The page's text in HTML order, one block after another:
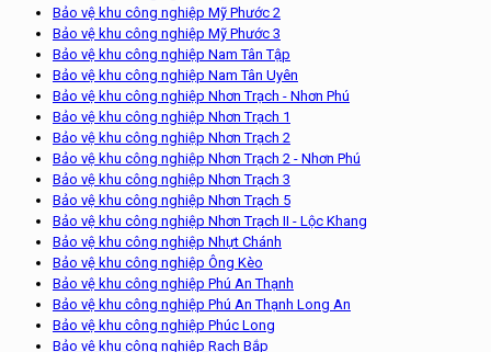
Bảo vệ khu công nghiệp Mỹ Phước 2
Bảo vệ khu công nghiệp Mỹ Phước 3
Bảo vệ khu công nghiệp Nam Tân Tập
Bảo vệ khu công nghiệp Nam Tân Uyên
Bảo vệ khu công nghiệp Nhơn Trạch - Nhơn Phú
Bảo vệ khu công nghiệp Nhơn Trạch 1
Bảo vệ khu công nghiệp Nhơn Trạch 2
Bảo vệ khu công nghiệp Nhơn Trạch 2 - Nhơn Phú
Bảo vệ khu công nghiệp Nhơn Trạch 3
Bảo vệ khu công nghiệp Nhơn Trạch 5
Bảo vệ khu công nghiệp Nhơn Trạch II - Lộc Khang
Bảo vệ khu công nghiệp Nhựt Chánh
Bảo vệ khu công nghiệp Ông Kèo
Bảo vệ khu công nghiệp Phú An Thạnh
Bảo vệ khu công nghiệp Phú An Thạnh Long An
Bảo vệ khu công nghiệp Phúc Long
Bảo vệ khu công nghiệp Rạch Bắp